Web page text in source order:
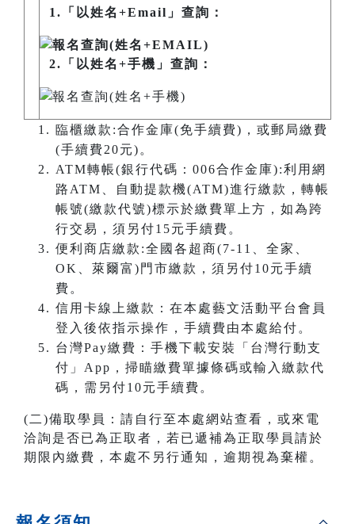
1.「以姓名+Email」查詢：
2.「以姓名+手機」查詢：
臨櫃繳款:合作金庫(免手續費)，或郵局繳費
(手續費20元)。
ATM轉帳(銀行代碼：006合作金庫):利用網
路ATM、自動提款機(ATM)進行繳款，轉帳
帳號(繳款代號)標示於繳費單上方，如為跨
行交易，須另付15元手續費。
便利商店繳款:全國各超商(7-11、全家、
OK、萊爾富)門市繳款，須另付10元手續
費。
信用卡線上繳款：在本處藝文活動平台會員
登入後依指示操作，手續費由本處給付。
台灣Pay繳費：手機下載安裝「台灣行動支
付」App，掃瞄繳費單據條碼或輸入繳款代
碼，需另付10元手續費。
(二)備取學員：請自行至本處網站查看，或來電
洽詢是否已為正取者，若已遞補為正取學員請於
期限內繳費，本處不另行通知，逾期視為棄權。